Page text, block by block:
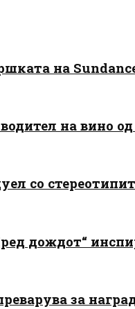
на
на
со
дождот“
за